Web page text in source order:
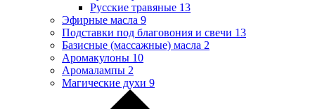
Русские травяные 13
Эфирные масла 9
Подставки под благовония и свечи 13
Базисные (массажные) масла 2
Аромакулоны 10
Аромалампы 2
Магические духи 9